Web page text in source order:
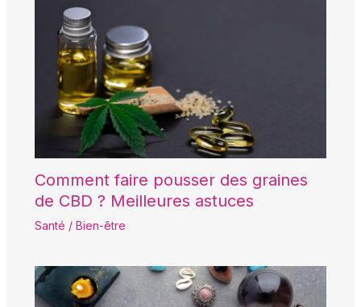
Comment faire pousser des graines
de CBD ? Meilleures astuces
Santé / Bien-être